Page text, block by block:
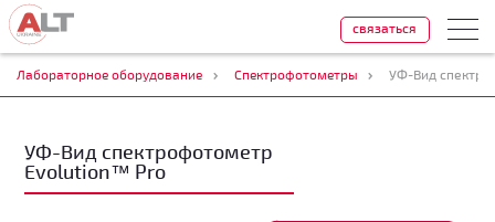
связаться
Лабораторное оборудование Спектрофотометры УФ-Вид
УФ-Вид спектрофотометр
Evolution™ Pro